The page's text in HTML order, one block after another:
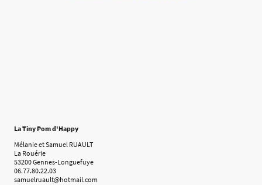
La Tiny Pom d'Happy
Mélanie et Samuel RUAULT
La Rouérie
53200 Gennes-Longuefuye
06.77.80.22.03
samuelruault@hotmail.com